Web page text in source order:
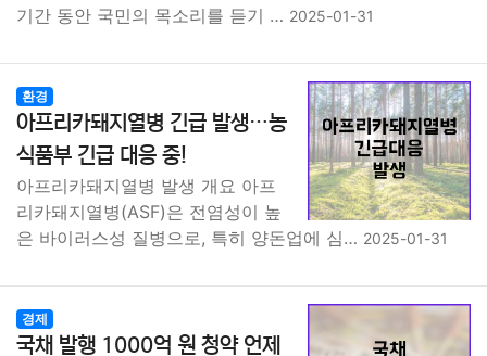
기간 동안 국민의 목소리를 듣기 … 2025-01-31
환경
아프리카돼지열병 긴급 발생…농
식품부 긴급 대응 중!
아프리카돼지열병 발생 개요 아프
리카돼지열병(ASF)은 전염성이 높
은 바이러스성 질병으로, 특히 양돈업에 심… 2025-01-31
경제
국채 발행 1000억 원 청약 언제